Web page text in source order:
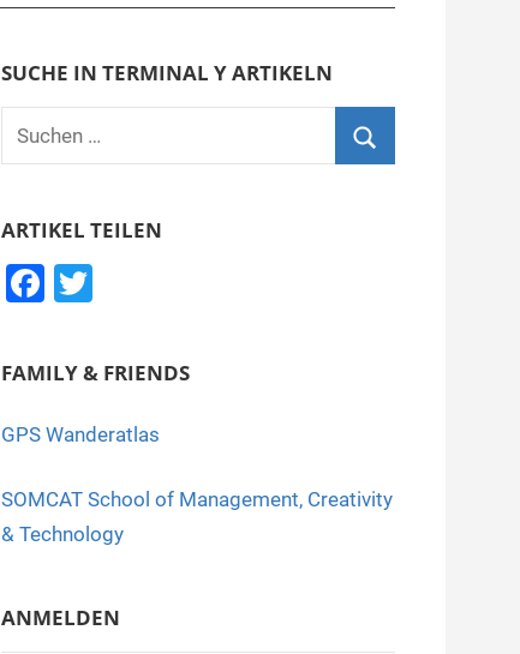
SUCHE IN TERMINAL Y ARTIKELN
Suchen
nach:
ARTIKEL TEILEN
F
c
b
o
k
T
tt
FAMILY & FRIENDS
GPS Wanderatlas
SOMCAT School of Management, Creativity
& Technology
ANMELDEN